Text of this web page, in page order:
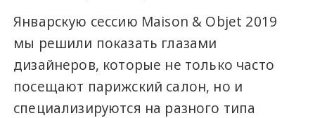
Январскую сессию Maison & Objet 2019
мы решили показать глазами
дизайнеров, которые не только часто
посещают парижский салон, но и
специализируются на разного типа